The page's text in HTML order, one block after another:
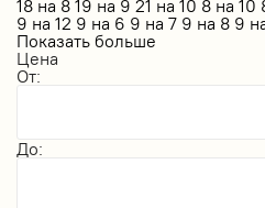
18 на 8 19 на 9 21 на 10 8 на 10
9 на 12 9 на 6 9 на 7 9 на 8 9
Показать больше
Цена
От:
До: